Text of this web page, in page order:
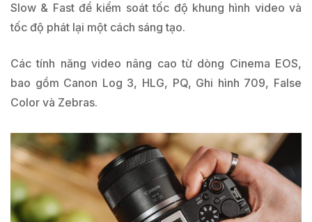
Slow & Fast để kiểm soát tốc độ khung hình video và
tốc độ phát lại một cách sáng tạo.
Các tính năng video nâng cao từ dòng Cinema EOS,
bao gồm Canon Log 3, HLG, PQ, Ghi hình 709, False
Color và Zebras.